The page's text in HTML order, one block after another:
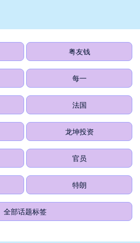
粤友钱
每一
法国
龙坤投资
官员
特朗
全部话题标签